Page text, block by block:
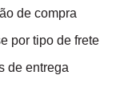
de compra
por tipo de frete
de entrega